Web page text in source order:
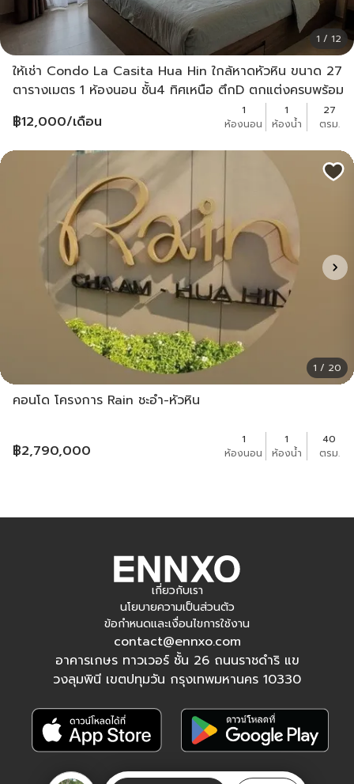
1 / 12
ให้เช่า Condo La Casita Hua Hin ใกล้หาดหัวหิน ขนาด 27
ตารางเมตร 1 ห้องนอน ชั้น4 ทิศเหนือ ตึกD ตกแต่งครบพร้อม
฿12,000/เดือน
1
ห้องนอน
1
ห้องน้ำ
27
ตรม.
1 / 20
คอนโด โครงการ Rain ชะอำ-หัวหิน
฿2,790,000
1
ห้องนอน
1
ห้องน้ำ
40
ตรม.
เกี่ยวกับเรา
นโยบายความเป็นส่วนตัว
ข้อกำหนดและเงื่อนไขการใช้งาน
contact@ennxo.com
อาคารเกษร ทาวเวอร์ ชั้น 26 ถนนราชดำริ แข
วงลุมพินี เขตปทุมวัน กรุงเทพมหานคร 10330